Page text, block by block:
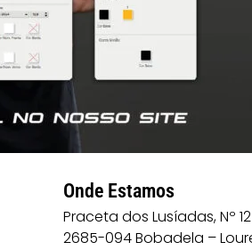
Onde Estamos
Praceta dos Lusíadas, Nº
2685-094 Bobadela –